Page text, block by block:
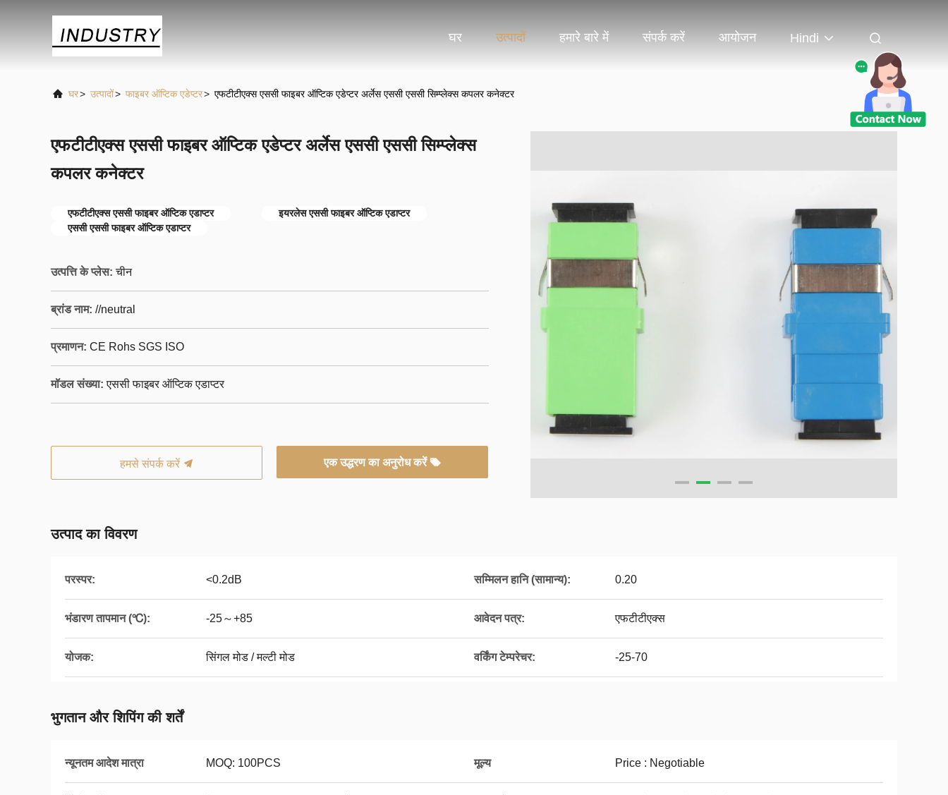
घर उत्पादों हमारे बारे में संपर्क करें आयोजन Hindi
घर> उत्पादों> फाइबर ऑप्टिक एडेप्टर> एफटीटीएक्स एससी फाइबर ऑप्टिक एडेप्टर अर्लेस एससी एससी सिम्प्लेक्स कपलर कनेक्टर
एफटीटीएक्स एससी फाइबर ऑप्टिक एडेप्टर अर्लेस एससी एससी सिम्प्लेक्स
कपलर कनेक्टर
एफटीटीएक्स एससी फाइबर ऑप्टिक एडाप्टर
इयरलेस एससी फाइबर ऑप्टिक एडाप्टर
एससी एससी फाइबर ऑप्टिक एडाप्टर
उत्पत्ति के प्लेस: चीन
ब्रांड नाम: //neutral
प्रमाणन: CE Rohs SGS ISO
मॉडल संख्या: एससी फाइबर ऑप्टिक एडाप्टर
हमसे संपर्क करें एक उद्धरण का अनुरोध करें
उत्पाद का विवरण
परस्पर: <0.2dB सम्मिलन हानि (सामान्य): 0.20
भंडारण तापमान (℃): -25～+85 आवेदन पत्र: एफटीटीएक्स
योजक: सिंगल मोड / मल्टी मोड वर्किंग टेम्परेचर: -25-70
भुगतान और शिपिंग की शर्तें
न्यूनतम आदेश मात्रा MOQ: 100PCS मूल्य Price : Negotiable